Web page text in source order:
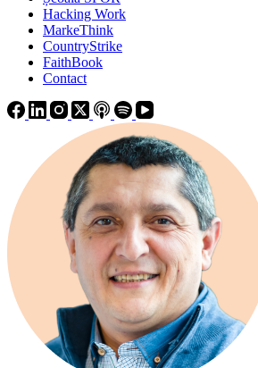
Hacking Work
MarkeThink
CountryStrike
FaithBook
Contact